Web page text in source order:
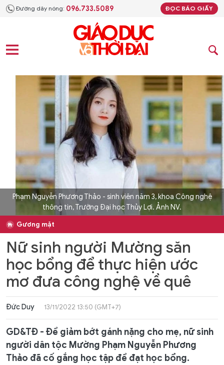
Đường dây nóng: 096.733.5089 ĐỌC BÁO GIẤY
Phạm Nguyễn Phương Thảo - sinh viên năm 3, khoa Công nghệ
thông tin, Trường Đại học Thủy Lợi. Ảnh NV.
Gương mặt
Nữ sinh người Mường săn
học bổng để thực hiện ước
mơ đưa công nghệ về quê
Đức Duy 13/11/2022 13:50 (GMT+7)
GD&TĐ - Để giảm bớt gánh nặng cho mẹ, nữ sinh
người dân tộc Mường Phạm Nguyễn Phương
Thảo đã cố gắng học tập để đạt học bổng.